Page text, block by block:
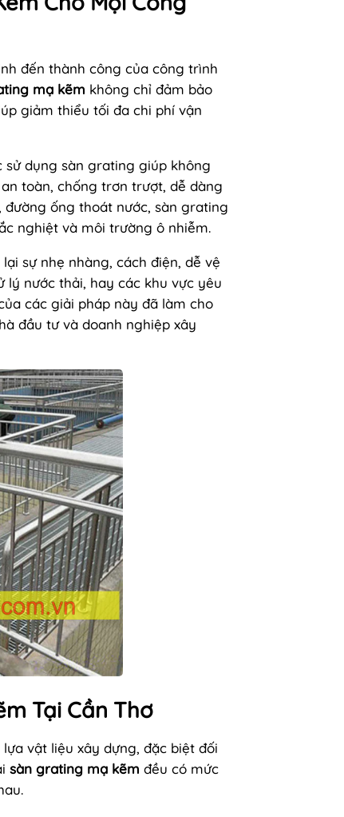
đến thành công của công trình
mạ kẽm không chỉ đảm bảo
giảm thiểu tối đa chi phí vận
sử dụng sàn grating giúp không
toàn, chống trơn trượt, dễ dàng
ống thoát nước, sàn grating
nghiệt và môi trường ô nhiễm.
sự nhẹ nhàng, cách điện, dễ vệ
nước thải, hay các khu vực yêu
các giải pháp này đã làm cho
đầu tư và doanh nghiệp xây
Tại Cần Thơ
vật liệu xây dựng, đặc biệt đối
sàn grating mạ kẽm đều có mức